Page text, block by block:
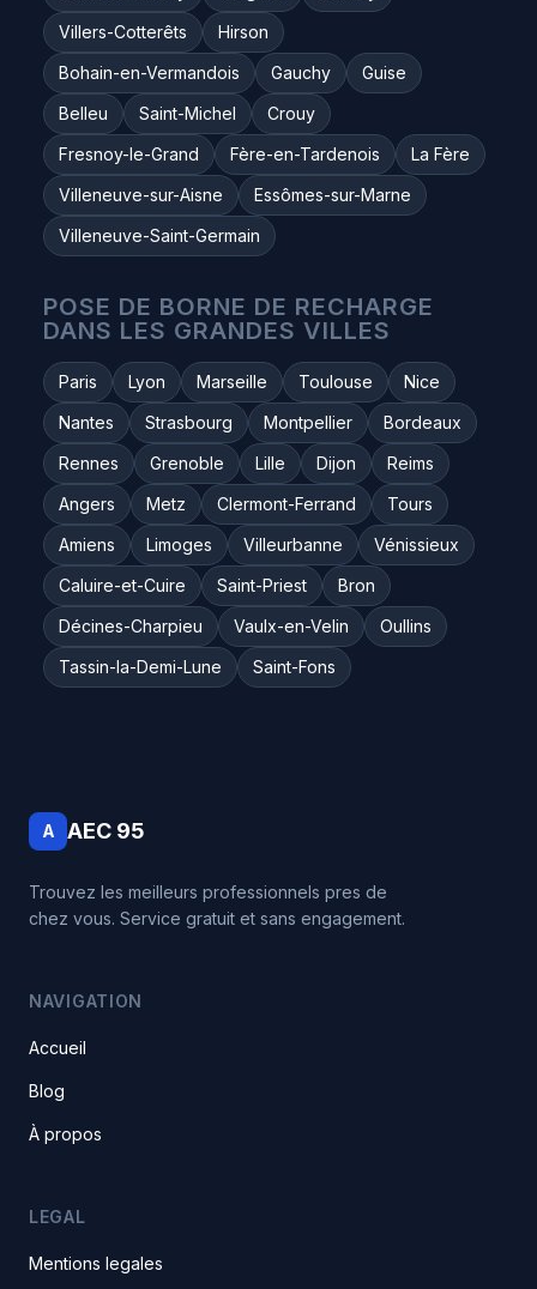
Villers-Cotterêts
Hirson
Bohain-en-Vermandois
Gauchy
Guise
Belleu
Saint-Michel
Crouy
Fresnoy-le-Grand
Fère-en-Tardenois
La Fère
Villeneuve-sur-Aisne
Essômes-sur-Marne
Villeneuve-Saint-Germain
POSE DE BORNE DE RECHARGE
DANS LES GRANDES VILLES
Paris Lyon Marseille Toulouse
Nice
Nantes
Strasbourg Montpellier
Bordeaux
Rennes
Grenoble Lille Dijon
Reims
Angers
Metz Clermont-Ferrand
Tours
Amiens
Limoges Villeurbanne
Vénissieux
Caluire-et-Cuire
Saint-Priest
Bron
Décines-Charpieu
Vaulx-en-Velin
Oullins
Tassin-la-Demi-Lune
Saint-Fons
A AEC 95
Trouvez les meilleurs professionnels pres de
chez vous. Service gratuit et sans engagement.
NAVIGATION
Accueil
Blog
À propos
LEGAL
Mentions legales